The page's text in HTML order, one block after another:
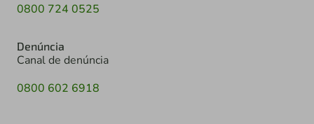
0800 724 0525
Denúncia
Canal de denúncia
0800 602 6918